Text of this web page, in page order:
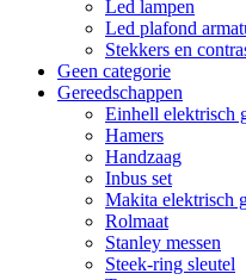
Led lampen
Led plafond
Stekkers en
Geen categorie
Gereedschappen
Einhell elektrisch
Hamers
Handzaag
Inbus set
Makita elektrisch
Rolmaat
Stanley messen
Steek-ring sleutel